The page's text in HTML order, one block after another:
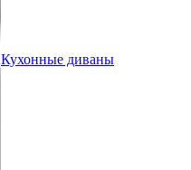
Кухонные диваны